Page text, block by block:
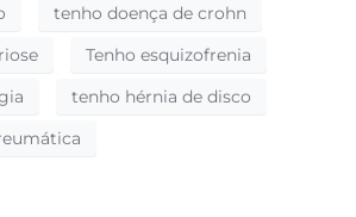
tenho doença de crohn
Tenho esquizofrenia
tenho hérnia de disco